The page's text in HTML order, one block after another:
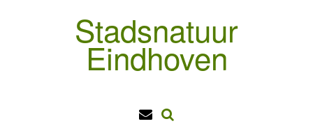
Stadsnatuur
Eindhoven